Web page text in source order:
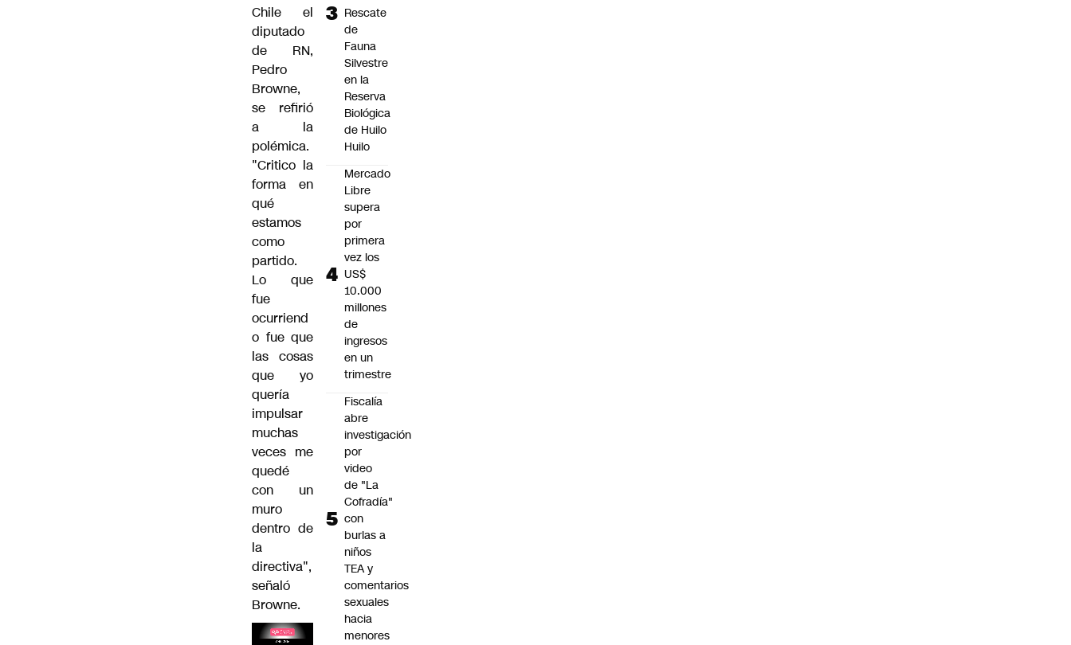
Chile el
diputado
de RN,
Pedro
Browne,
se refirió
a la
polémica.
"Critico la
forma en
qué
estamos
como
partido.
Lo que
fue
ocurriend
o fue que
las cosas
que yo
quería
impulsar
muchas
veces me
quedé
con un
muro
dentro de
la
directiva",
señaló
Browne.
Rescate
de
Fauna
Silvestre
en la
Reserva
Biológica
de Huilo
Huilo
Mercado
Libre
supera
por
primera
vez los
US$
10.000
millones
de
ingresos
en un
trimestre
Fiscalía
abre
investigación
por
video
de "La
Cofradía"
con
burlas a
niños
TEA y
comentarios
sexuales
hacia
menores